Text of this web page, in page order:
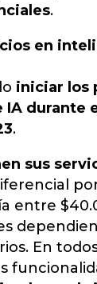
.
en
iniciar los
IA durante
.
sus
entre
En